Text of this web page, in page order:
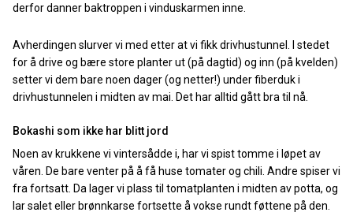
derfor danner baktroppen i vinduskarmen inne.
Avherdingen slurver vi med etter at vi fikk drivhustunnel. I stedet
for å drive og bære store planter ut (på dagtid) og inn (på kvelden)
setter vi dem bare noen dager (og netter!) under fiberduk i
drivhustunnelen i midten av mai. Det har alltid gått bra til nå.
Bokashi som ikke har blitt jord
Noen av krukkene vi vintersådde i, har vi spist tomme i løpet av
våren. De bare venter på å få huse tomater og chili. Andre spiser vi
fra fortsatt. Da lager vi plass til tomatplanten i midten av potta, og
lar salet eller brønnkarse fortsette å vokse rundt føttene på den.